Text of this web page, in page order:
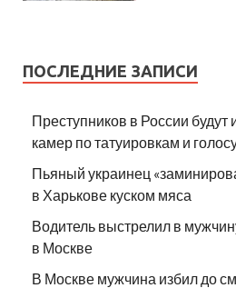
ПОСЛЕДНИЕ ЗАПИСИ
Преступников в России
камер по татуировкам и
Пьяный украинец
в Харькове куском мяса
Водитель выстрелил в
в Москве
В Москве мужчина избил до